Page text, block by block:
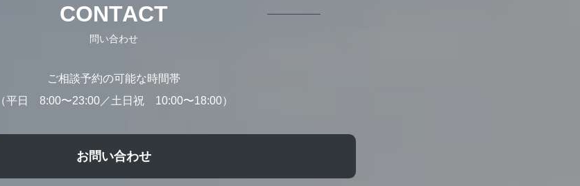
CONTACT
問い合わせ
ご相談予約の可能な時間帯
（平日 8:00〜23:00／土日祝 10:00〜18:00）
お問い合わせ